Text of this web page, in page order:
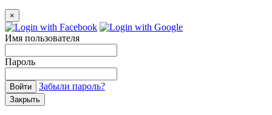
×
Имя пользователя
Пароль
Войти Забыли пароль?
Закрыть